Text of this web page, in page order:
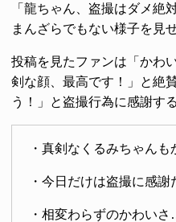
「龍ちゃん、盗撮はダメ絶
まんざらでもない様子を見
投稿を見たファンは「かわ
剣な顔、最高です！」と絶
う！」と盗撮行為に感謝す
・真剣なくるみちゃんも
・今日だけは盗撮に感謝
・相変わらずのかわい